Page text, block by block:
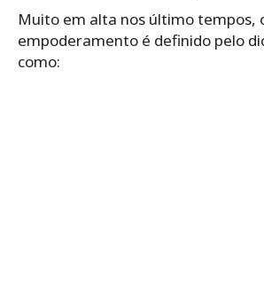
Muito em alta nos último tempos,
empoderamento é definido pelo
como: